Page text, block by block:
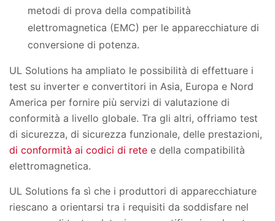
metodi di prova della compatibilità
elettromagnetica (EMC) per le apparecchiature di
conversione di potenza.
UL Solutions ha ampliato le possibilità di effettuare i
test su inverter e convertitori in Asia, Europa e Nord
America per fornire più servizi di valutazione di
conformità a livello globale. Tra gli altri, offriamo test
di sicurezza, di sicurezza funzionale, delle prestazioni,
di conformità ai codici di rete e della compatibilità
elettromagnetica.
UL Solutions fa sì che i produttori di apparecchiature
riescano a orientarsi tra i requisiti da soddisfare nel